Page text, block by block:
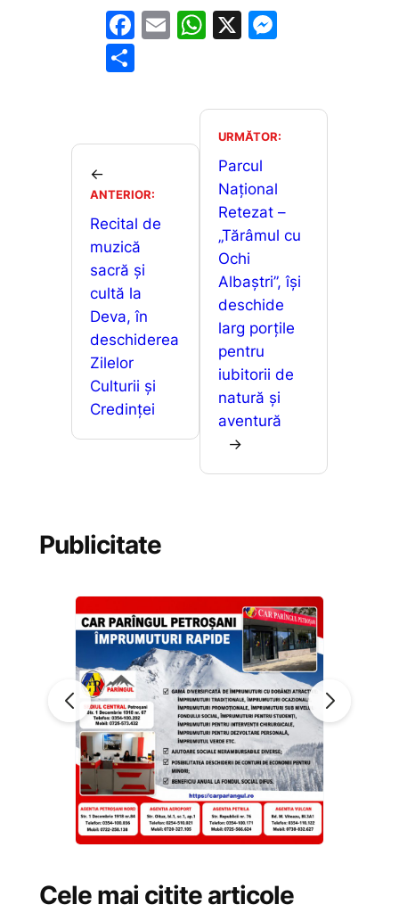
F
b
o
k
E
W
s
A
p
p
X
s
e
er
je
z
ă
←
ANTERIOR:
Recital de
muzică
sacră și
cultă la
Deva, în
deschiderea
Zilelor
Culturii și
Credinței
URMĂTOR:
Parcul
Național
Retezat –
„Tărâmul cu
Ochi
Albaștri”, își
deschide
larg porțile
pentru
iubitorii de
natură și
aventură
→
Publicitate
Cele mai citite articole